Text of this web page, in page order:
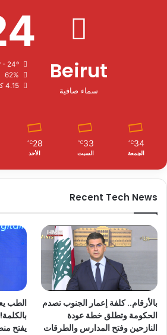
Beirut
سماء صافية
34º - 24º
62%
4.15 كيلومتر/ساعة
34
℃
الجمعة
33
℃
السبت
28
℃
الأحد
Recent Tech News
بالأرقام.. كلفة إعمار الجنوب تصدم
الحكومة وتطلق خطة عودة
النازحين وفتح المدارس والطرقات
الطب
يفتح